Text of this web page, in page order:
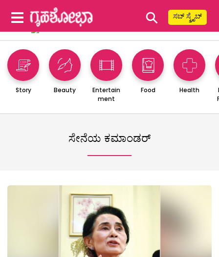
⚲ ಸಬ್ ಸ್ಕ್ರೈಬ್
Story Beauty
Entertain
ment
Food Health
ಸೇನೆಯ ಕಮಾಂಡರ್